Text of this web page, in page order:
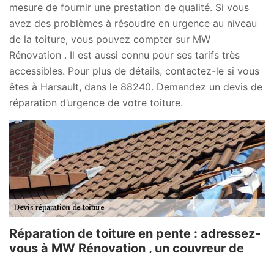
mesure de fournir une prestation de qualité. Si vous
avez des problèmes à résoudre en urgence au niveau
de la toiture, vous pouvez compter sur MW
Rénovation . Il est aussi connu pour ses tarifs très
accessibles. Pour plus de détails, contactez-le si vous
êtes à Harsault, dans le 88240. Demandez un devis de
réparation d’urgence de votre toiture.
Réparation de toiture en pente : adressez-
vous à MW Rénovation , un couvreur de